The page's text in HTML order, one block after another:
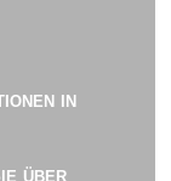
in
über